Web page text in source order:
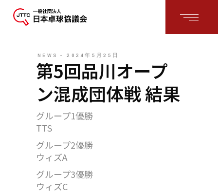
NEWS 2024年5月25日
第5回品川オープ
ン混成団体戦 結果
グループ1優勝
TTS
グループ2優勝
ウィズA
グループ3優勝
ウィズC